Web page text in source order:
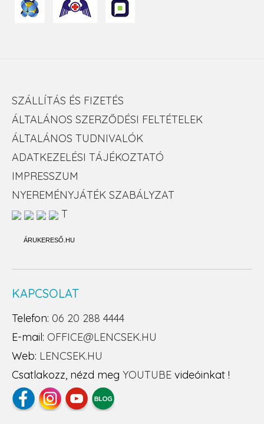
SZÁLLÍTÁS ÉS FIZETÉS
ÁLTALÁNOS SZERZŐDÉSI FELTÉTELEK
ÁLTALÁNOS TUDNIVALÓK
ADATKEZELÉSI TÁJÉKOZTATÓ
IMPRESSZUM
NYEREMÉNYJÁTÉK SZABÁLYZAT
T
ÁRUKERESŐ.HU
KAPCSOLAT
Telefon: 06 20 288 4444
E-mail: OFFICE@LENCSEK.HU
Web: LENCSEK.HU
Csatlakozz, nézd meg YOUTUBE videóinkat !